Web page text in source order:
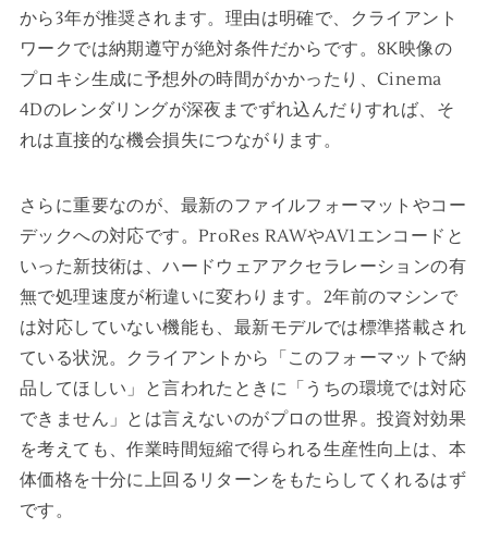
から3年が推奨されます。理由は明確で、クライアント
ワークでは納期遵守が絶対条件だからです。8K映像の
プロキシ生成に予想外の時間がかかったり、Cinema
4Dのレンダリングが深夜までずれ込んだりすれば、そ
れは直接的な機会損失につながります。
さらに重要なのが、最新のファイルフォーマットやコー
デックへの対応です。ProRes RAWやAV1エンコードと
いった新技術は、ハードウェアアクセラレーションの有
無で処理速度が桁違いに変わります。2年前のマシンで
は対応していない機能も、最新モデルでは標準搭載され
ている状況。クライアントから「このフォーマットで納
品してほしい」と言われたときに「うちの環境では対応
できません」とは言えないのがプロの世界。投資対効果
を考えても、作業時間短縮で得られる生産性向上は、本
体価格を十分に上回るリターンをもたらしてくれるはず
です。